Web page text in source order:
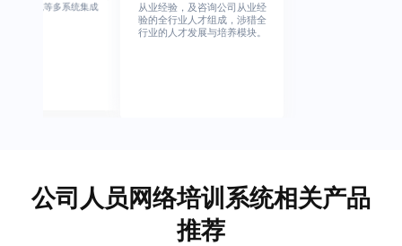
、OA系统等多系统集成
从业经验，及咨询公司从业经
验的全行业人才组成，涉猎全
行业的人才发展与培养模块。
公司人员网络培训系统相关产品
推荐